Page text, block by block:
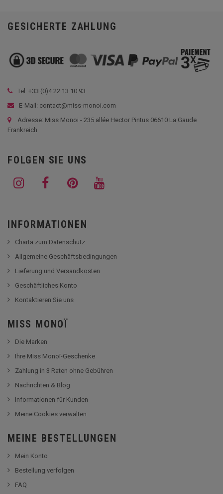
GESICHERTE ZAHLUNG
Tel: +33 (0)4 22 13 10 93
E-Mail: contact@miss-monoi.com
Adresse: Miss Monoi - 235 allée Hector Pintus 06610 La Gaude
Frankreich
FOLGEN SIE UNS
INFORMATIONEN
Charta zum Datenschutz
Allgemeine Geschäftsbedingungen
Lieferung und Versandkosten
Geschäftliches Konto
Kontaktieren Sie uns
MISS MONOÏ
Die Marken
Ihre Miss Monoï-Geschenke
Zahlung in 3 Raten ohne Gebühren
Nachrichten & Blog
Informationen für Kunden
Meine Cookies verwalten
MEINE BESTELLUNGEN
Mein Konto
Bestellung verfolgen
FAQ